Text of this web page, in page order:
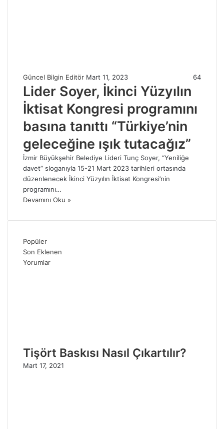
Güncel Bilgin Editör Mart 11, 2023 64
Lider Soyer, İkinci Yüzyılın
İktisat Kongresi programını
basına tanıttı “Türkiye’nin
geleceğine ışık tutacağız”
İzmir Büyükşehir Belediye Lideri Tunç Soyer, “Yeniliğe
davet” sloganıyla 15-21 Mart 2023 tarihleri ortasında
düzenlenecek İkinci Yüzyılın İktisat Kongresi’nin
programını…
Devamını Oku »
Popüler
Son Eklenen
Yorumlar
Tişört Baskısı Nasıl Çıkartılır?
Mart 17, 2021